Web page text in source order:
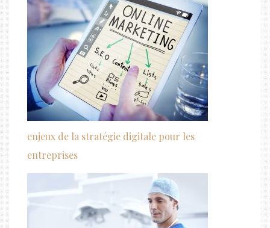
enjeux de la stratégie digitale pour les
entreprises